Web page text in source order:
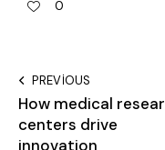
0
PREVIOUS
How medical
centers drive
innovation